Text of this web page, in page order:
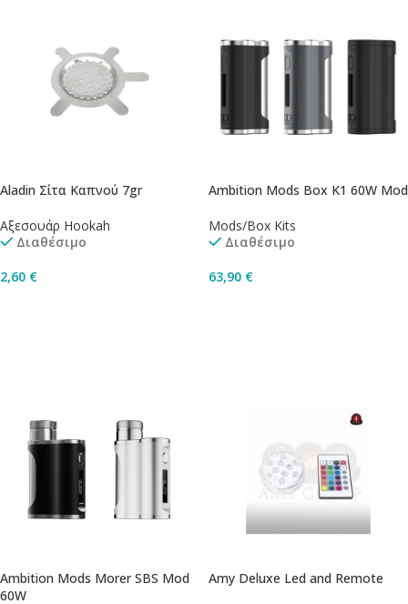
Aladin Σίτα Καπνού 7gr
Αξεσουάρ Hookah
Διαθέσιμο
2,60 €
Ambition Mods Box K1 60W Mod
Mods/Box Kits
Διαθέσιμο
63,90 €
Ambition Mods Morer SBS Mod
60W
Amy Deluxe Led and Remote